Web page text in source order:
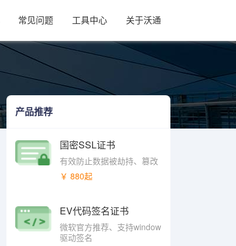
常见问题 工具中心 关于沃通
产品推荐
国密SSL证书
有效防止数据被劫持、篡改
￥ 880起
EV代码签名证书
微软官方推荐、支持window
驱动签名